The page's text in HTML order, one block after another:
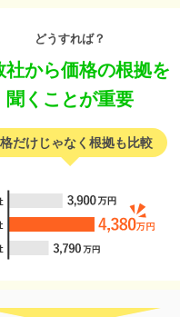
どうすれば？
社から価格の根拠を
聞くことが重要
だけじゃなく根拠も比較